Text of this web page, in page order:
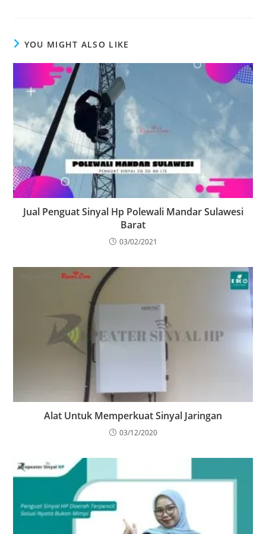
YOU MIGHT ALSO LIKE
Jual Penguat Sinyal Hp Polewali Mandar Sulawesi
Barat
03/02/2021
Alat Untuk Memperkuat Sinyal Jaringan
03/12/2020